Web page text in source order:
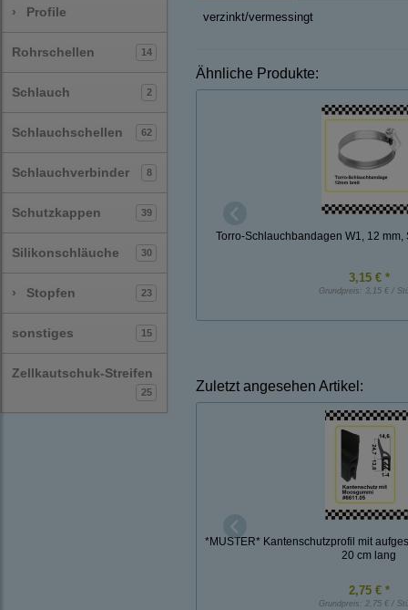
› Profile
Rohrschellen 14
Schlauch 2
Schlauchschellen 62
Schlauchverbinder 8
Schutzkappen 39
Silikonschläuche 30
› Stopfen 23
sonstiges 15
Zellkautschuk-Streifen
25
verzinkt/vermessingt
Ähnliche Produkte:
Torro-Schlauchbandagen W1, 12 mm,
3,15 € *
Grundpreis: 3,15 € /
Zuletzt angesehen Artikel:
*MUSTER* Kantenschutzprofil mit
20 cm lang
2,75 € *
Grundpreis: 2,75 € /